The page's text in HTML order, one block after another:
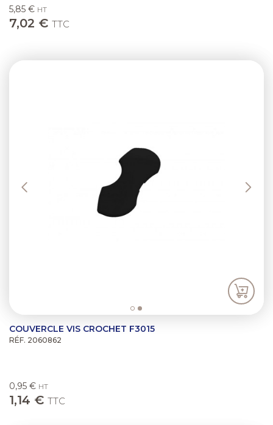
5,85 € HT
7,02 € TTC
COUVERCLE VIS CROCHET F3015
RÉF. 2060862
0,95 € HT
1,14 € TTC